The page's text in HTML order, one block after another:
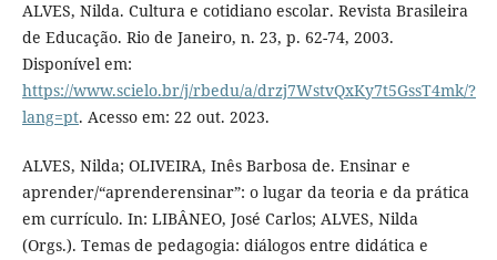
ALVES, Nilda. Cultura e cotidiano escolar. Revista Brasileira
de Educação. Rio de Janeiro, n. 23, p. 62-74, 2003.
Disponível em:
https://www.scielo.br/j/rbedu/a/drzj7WstvQxKy7t5GssT4mk/?
lang=pt. Acesso em: 22 out. 2023.
ALVES, Nilda; OLIVEIRA, Inês Barbosa de. Ensinar e
aprender/“aprenderensinar”: o lugar da teoria e da prática
em currículo. In: LIBÂNEO, José Carlos; ALVES, Nilda
(Orgs.). Temas de pedagogia: diálogos entre didática e